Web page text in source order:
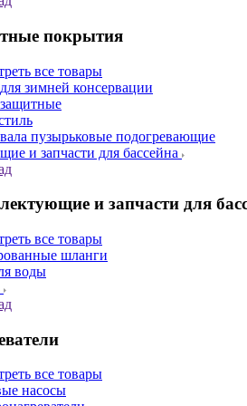
покрытия
все товары
зимней консервации
пузырьковые подогревающие
и запчасти для бассейна
и запчасти для
все товары
шланги
воды
все товары
насосы